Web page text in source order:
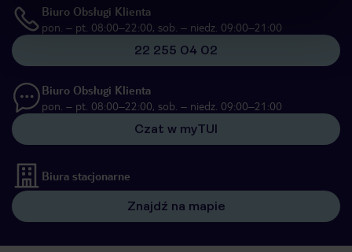
Biuro Obsługi Klienta
pon. – pt. 08:00–22:00, sob. – niedz. 09:00–21:00
22 255 04 02
Biuro Obsługi Klienta
pon. – pt. 08:00–22:00, sob. – niedz. 09:00–21:00
Czat w myTUI
Biura stacjonarne
Znajdź na mapie